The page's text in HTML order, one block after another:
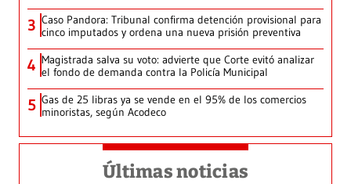
3 Caso Pandora: Tribunal confirma detención provisional para
cinco imputados y ordena una nueva prisión preventiva
4 Magistrada salva su voto: advierte que Corte evitó analizar
el fondo de demanda contra la Policía Municipal
5 Gas de 25 libras ya se vende en el 95% de los comercios
minoristas, según Acodeco
Últimas noticias